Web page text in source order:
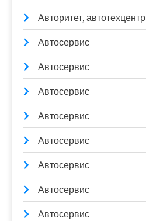
Авторитет, автотехцентр
Автосервис
Автосервис
Автосервис
Автосервис
Автосервис
Автосервис
Автосервис
Автосервис